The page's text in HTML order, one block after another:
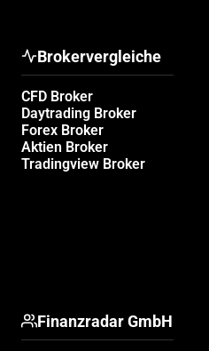
Brokervergleiche
CFD Broker
Daytrading Broker
Forex Broker
Aktien Broker
Tradingview Broker
Finanzradar GmbH